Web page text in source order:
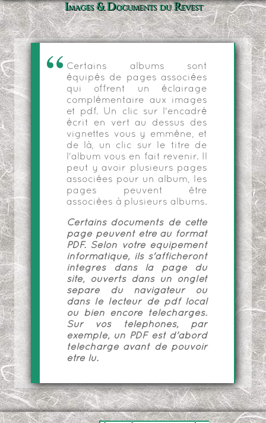
Images & Documents du Revest
Certains albums sont
équipés de pages associées
qui offrent un éclairage
complémentaire aux images
et pdf. Un clic sur l'encadré
écrit en vert au dessus des
vignettes vous y emmène, et
de là, un clic sur le titre de
l'album vous en fait revenir. Il
peut y avoir plusieurs pages
associées pour un album, les
pages peuvent être
associées à plusieurs albums.
Certains documents de cette
page peuvent être au format
PDF. Selon votre équipement
informatique, ils s'afficheront
intégrés dans la page du
site, ouverts dans un onglet
séparé du navigateur ou
dans le lecteur de pdf local
ou bien encore téléchargés.
Sur vos téléphones, par
exemple, un PDF est d'abord
téléchargé avant de pouvoir
être lu.